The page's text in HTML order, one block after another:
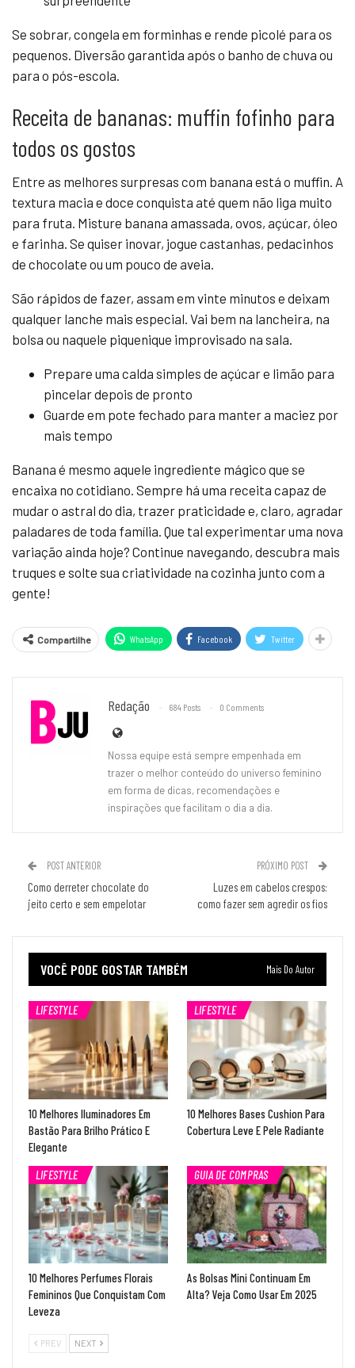
Se sobrar, congela em forminhas e rende picolé para os
pequenos. Diversão garantida após o banho de chuva ou
para o pós-escola.
Receita de bananas: muffin fofinho para
todos os gostos
Entre as melhores surpresas com banana está o muffin. A
textura macia e doce conquista até quem não liga muito
para fruta. Misture banana amassada, ovos, açúcar, óleo
e farinha. Se quiser inovar, jogue castanhas, pedacinhos
de chocolate ou um pouco de aveia.
São rápidos de fazer, assam em vinte minutos e deixam
qualquer lanche mais especial. Vai bem na lancheira, na
bolsa ou naquele piquenique improvisado na sala.
Prepare uma calda simples de açúcar e limão para
pincelar depois de pronto
Guarde em pote fechado para manter a maciez por
mais tempo
Banana é mesmo aquele ingrediente mágico que se
encaixa no cotidiano. Sempre há uma receita capaz de
mudar o astral do dia, trazer praticidade e, claro, agradar
paladares de toda família. Que tal experimentar uma nova
variação ainda hoje? Continue navegando, descubra mais
truques e solte sua criatividade na cozinha junto com a
gente!
Compartilhe WhatsApp Facebook Twitter
Redação 684 Posts 0 Comments
Nossa equipe está sempre empenhada em
trazer o melhor conteúdo do universo feminino
em forma de dicas, recomendações e
inspirações que facilitam o dia a dia.
POST ANTERIOR
Como derreter chocolate do
jeito certo e sem empelotar
PRÓXIMO POST
Luzes em cabelos crespos:
como fazer sem agredir os fios
VOCÊ PODE GOSTAR TAMBÉM Mais Do Autor
LIFESTYLE
10 Melhores Iluminadores Em
Bastão Para Brilho Prático E
Elegante
LIFESTYLE
10 Melhores Bases Cushion Para
Cobertura Leve E Pele Radiante
LIFESTYLE
10 Melhores Perfumes Florais
Femininos Que Conquistam Com
Leveza
GUIA DE COMPRAS
As Bolsas Mini Continuam Em
Alta? Veja Como Usar Em 2025
PREV NEXT